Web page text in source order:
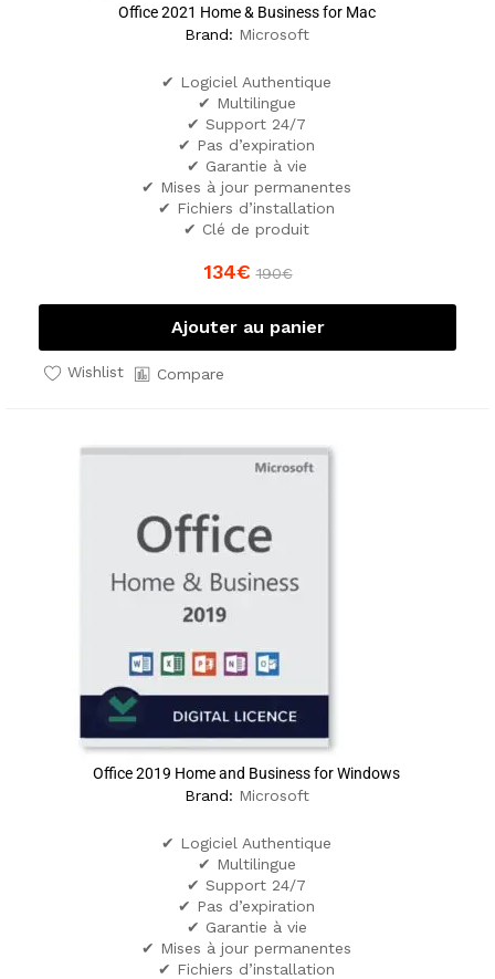
Office 2021 Home & Business for Mac
Brand: Microsoft
✔ Logiciel Authentique
✔ Multilingue
✔ Support 24/7
✔ Pas d’expiration
✔ Garantie à vie
✔ Mises à jour permanentes
✔ Fichiers d’installation
✔ Clé de produit
134€ 190€
Ajouter au panier
Wishlist Compare
Office 2019 Home and Business for Windows
Brand: Microsoft
✔ Logiciel Authentique
✔ Multilingue
✔ Support 24/7
✔ Pas d’expiration
✔ Garantie à vie
✔ Mises à jour permanentes
✔ Fichiers d’installation